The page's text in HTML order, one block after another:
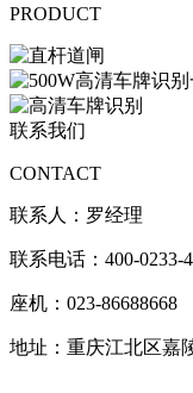
PRODUCT
联系我们
CONTACT
联系人：罗经理
联系电话：400-0233-
座机：023-86688668
地址：重庆江北区嘉